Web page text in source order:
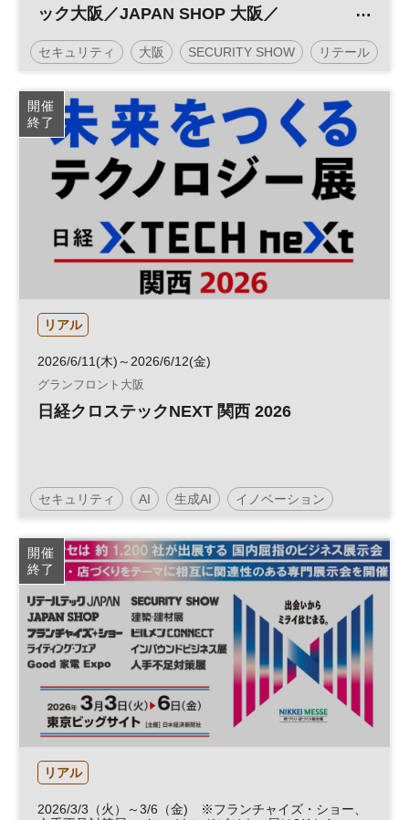
ック大阪／JAPAN SHOP 大阪／
SECURITY SHOW 大阪／建築・建材展大
阪
セキュリティ 大阪 SECURITY SHOW リテール
日経メッセ デザイン 働き方改革 投資
リテールテック フランチャイズ JAPAN SHOP
展示会 DX フランチャイズ・ショー 参加無料
開催
終了
リアル
2026/6/11(木)～2026/6/12(金)
グランフロント大阪
日経クロステックNEXT 関西 2026
セキュリティ AI 生成AI イノベーション
人工知能 テクノロジー 情報セキュリティ
展示会 DX HR 参加無料
開催
終了
リアル
2026/3/3（火）～3/6（金) ※フランチャイズ・ショー、